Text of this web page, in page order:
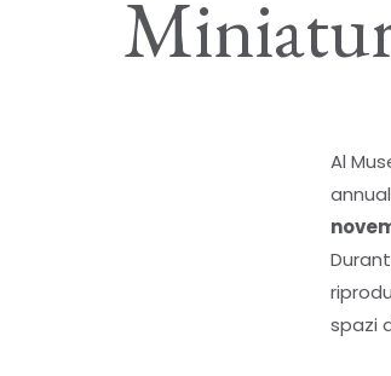
Al
spazi